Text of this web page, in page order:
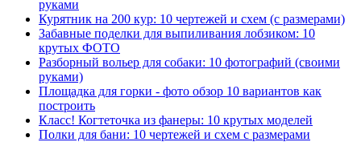
руками
Курятник на 200 кур: 10 чертежей и схем (с размерами)
Забавные поделки для выпиливания лобзиком: 10
крутых ФОТО
Разборный вольер для собаки: 10 фотографий (своими
руками)
Площадка для горки - фото обзор 10 вариантов как
построить
Класс! Когтеточка из фанеры: 10 крутых моделей
Полки для бани: 10 чертежей и схем с размерами